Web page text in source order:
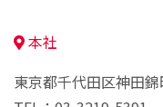
本社
東京都千代田区神田